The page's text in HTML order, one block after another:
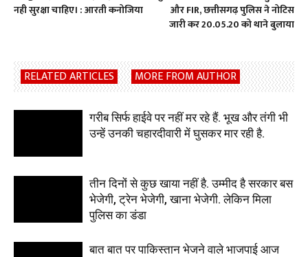
नही सुरक्षा चाहिए। : आरती कनोजिया
और FIR, छत्तीसगढ़ पुलिस ने नोटिस
जारी कर 20.05.20 को थाने बुलाया
RELATED ARTICLES MORE FROM AUTHOR
गरीब सिर्फ हाईवे पर नहीं मर रहे हैं. भूख और तंगी भी
उन्हें उनकी चहारदीवारी में घुसकर मार रही है.
तीन दिनों से कुछ खाया नहीं है. उम्मीद है सरकार बस
भेजेगी, ट्रेन भेजेगी, खाना भेजेगी. लेकिन मिला
पुलिस का डंडा
बात बात पर पाकिस्तान भेजने वाले भाजपाई आज